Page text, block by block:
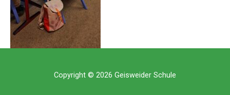
Copyright © 2026 Geisweider Schule